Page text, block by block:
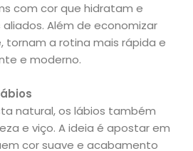
com cor que hidratam e
Além de economizar
tornam a rotina mais rápida e
e moderno.
natural, os lábios também
e viço. A ideia é apostar em
cor suave e acabamento